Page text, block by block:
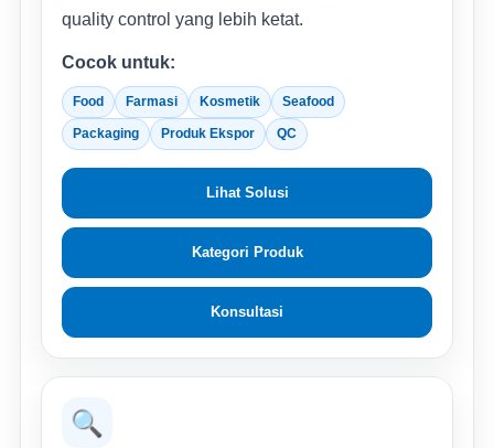
quality control yang lebih ketat.
Cocok untuk:
Food Farmasi Kosmetik Seafood
Packaging Produk Ekspor QC
Lihat Solusi
Kategori Produk
Konsultasi
🔍